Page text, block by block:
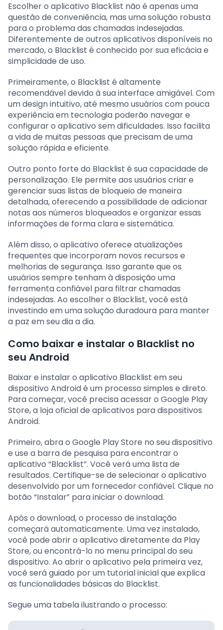
Escolher o aplicativo Blacklist não é apenas uma
questão de conveniência, mas uma solução robusta
para o problema das chamadas indesejadas.
Diferentemente de outros aplicativos disponíveis no
mercado, o Blacklist é conhecido por sua eficácia e
simplicidade de uso.
Primeiramente, o Blacklist é altamente
recomendável devido à sua interface amigável. Com
um design intuitivo, até mesmo usuários com pouca
experiência em tecnologia poderão navegar e
configurar o aplicativo sem dificuldades. Isso facilita
a vida de muitas pessoas que precisam de uma
solução rápida e eficiente.
Outro ponto forte do Blacklist é sua capacidade de
personalização. Ele permite aos usuários criar e
gerenciar suas listas de bloqueio de maneira
detalhada, oferecendo a possibilidade de adicionar
notas aos números bloqueados e organizar essas
informações de forma clara e sistemática.
Além disso, o aplicativo oferece atualizações
frequentes que incorporam novos recursos e
melhorias de segurança. Isso garante que os
usuários sempre tenham à disposição uma
ferramenta confiável para filtrar chamadas
indesejadas. Ao escolher o Blacklist, você está
investindo em uma solução duradoura para manter
a paz em seu dia a dia.
Como baixar e instalar o Blacklist no
seu Android
Baixar e instalar o aplicativo Blacklist em seu
dispositivo Android é um processo simples e direto.
Para começar, você precisa acessar o Google Play
Store, a loja oficial de aplicativos para dispositivos
Android.
Primeiro, abra o Google Play Store no seu dispositivo
e use a barra de pesquisa para encontrar o
aplicativo “Blacklist”. Você verá uma lista de
resultados. Certifique-se de selecionar o aplicativo
desenvolvido por um fornecedor confiável. Clique no
botão “Instalar” para iniciar o download.
Após o download, o processo de instalação
começará automaticamente. Uma vez instalado,
você pode abrir o aplicativo diretamente da Play
Store, ou encontrá-lo no menu principal do seu
dispositivo. Ao abrir o aplicativo pela primeira vez,
você será guiado por um tutorial inicial que explica
as funcionalidades básicas do Blacklist.
Segue uma tabela ilustrando o processo: